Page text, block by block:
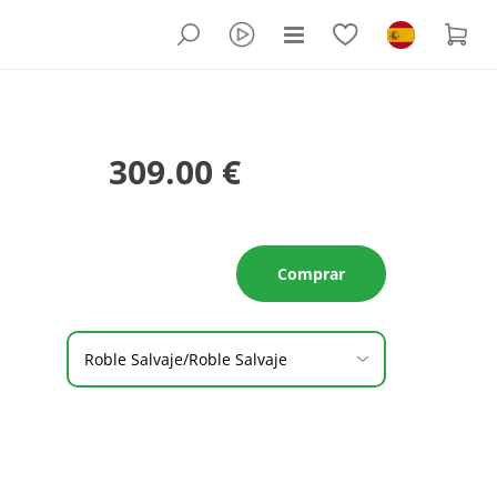
309.00 €
Comprar
Roble Salvaje/Roble Salvaje